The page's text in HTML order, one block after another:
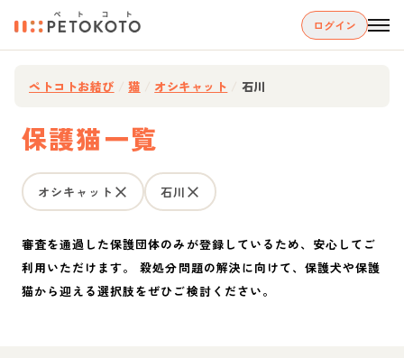
ログイン
ペトコトお結び 猫 オシキャット 石川
保護猫一覧
オシキャット 石川
審査を通過した保護団体のみが登録しているため、安心してご
利用いただけます。 殺処分問題の解決に向けて、保護犬や保護
猫から迎える選択肢をぜひご検討ください。